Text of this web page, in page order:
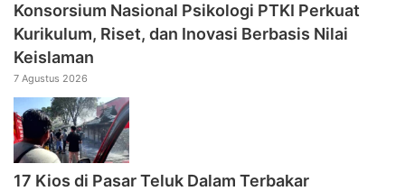
Konsorsium Nasional Psikologi PTKI Perkuat
Kurikulum, Riset, dan Inovasi Berbasis Nilai
Keislaman
7 Agustus 2026
17 Kios di Pasar Teluk Dalam Terbakar